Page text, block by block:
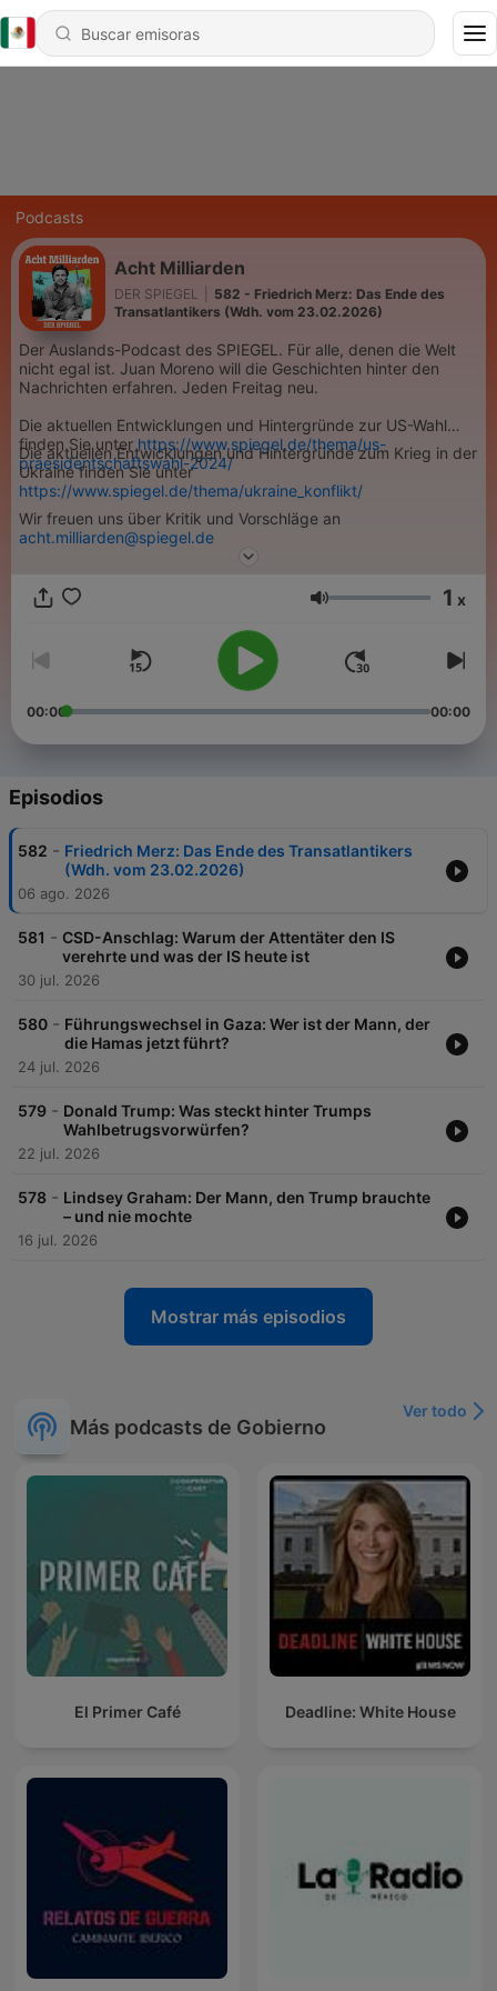
Podcasts
Acht Milliarden
DER SPIEGEL
582 - Friedrich Merz: Das Ende des
Transatlantikers (Wdh. vom 23.02.2026)
Der Auslands-Podcast des SPIEGEL. Für alle, denen die Welt
nicht egal ist. Juan Moreno will die Geschichten hinter den
Nachrichten erfahren. Jeden Freitag neu.
Die aktuellen Entwicklungen und Hintergründe zur US-Wahl
finden Sie unterhttps://www.spiegel.de/thema/us-
praesidentschaftswahl-2024/
Die aktuellen Entwicklungen und Hintergründe zum Krieg in der
Ukraine finden Sie unter
https://www.spiegel.de/thema/ukraine_konflikt/
Wir freuen uns über Kritik und Vorschläge an
acht.milliarden@spiegel.de
Volumen 1 x
00:00 00:00
Episodios
582 - Friedrich Merz: Das Ende des Transatlantikers
(Wdh. vom 23.02.2026)
06 ago. 2026
581 - CSD-Anschlag: Warum der Attentäter den IS
verehrte und was der IS heute ist
30 jul. 2026
580 - Führungswechsel in Gaza: Wer ist der Mann, der
die Hamas jetzt führt?
24 jul. 2026
579 - Donald Trump: Was steckt hinter Trumps
Wahlbetrugsvorwürfen?
22 jul. 2026
578 - Lindsey Graham: Der Mann, den Trump brauchte
– und nie mochte
16 jul. 2026
Mostrar más episodios
Más podcasts de Gobierno
Ver todo
El Primer Café Deadline: White House